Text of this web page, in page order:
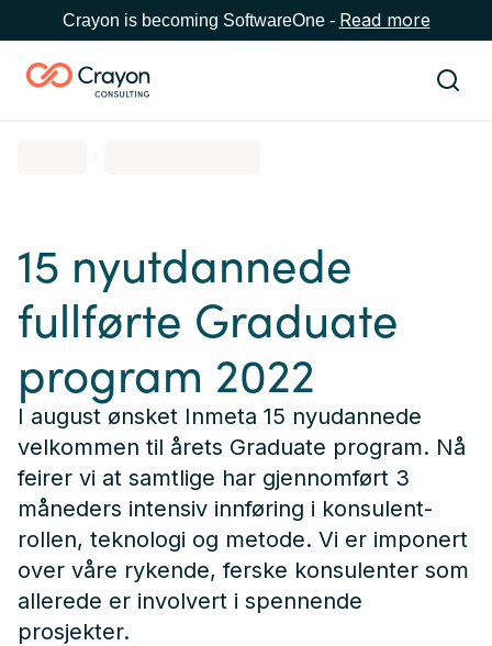
Crayon is becoming SoftwareOne - Read more
15 nyutdannede
fullførte Graduate
program 2022
I august ønsket Inmeta 15 nyudannede
velkommen til årets Graduate program. Nå
feirer vi at samtlige har gjennomført 3
måneders intensiv innføring i konsulent-
rollen, teknologi og metode. Vi er imponert
over våre rykende, ferske konsulenter som
allerede er involvert i spennende
prosjekter.